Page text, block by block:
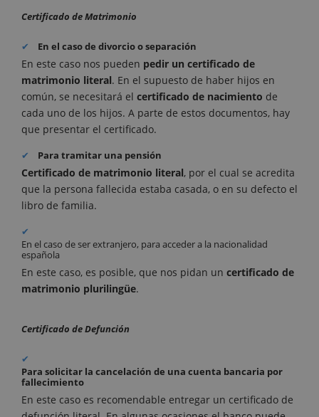
Certificado de Matrimonio
En el caso de divorcio o separación
En este caso nos pueden pedir un certificado de
matrimonio literal. En el supuesto de haber hijos en
común, se necesitará el certificado de nacimiento de
cada uno de los hijos. A parte de estos documentos, hay
que presentar el certificado.
Para tramitar una pensión
Certificado de matrimonio literal, por el cual se acredita
que la persona fallecida estaba casada, o en su defecto el
libro de familia.
En el caso de ser extranjero, para acceder a la nacionalidad
española
En este caso, es posible, que nos pidan un certificado de
matrimonio plurilingüe.
Certificado de Defunción
Para solicitar la cancelación de una cuenta bancaria por
fallecimiento
En este caso es recomendable entregar un certificado de